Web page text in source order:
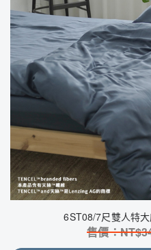
6ST08/7尺雙人特
售價：NT$